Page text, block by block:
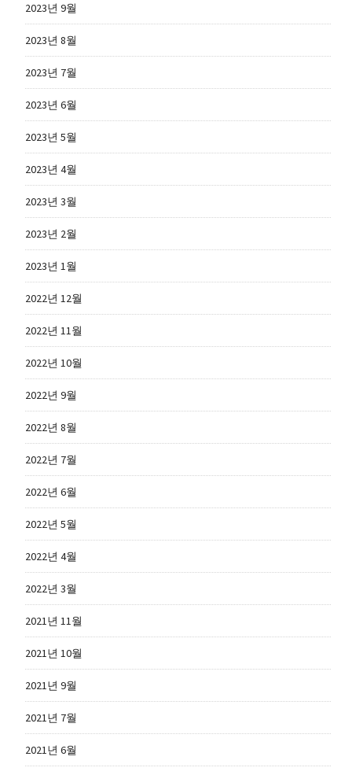
2023년 9월
2023년 8월
2023년 7월
2023년 6월
2023년 5월
2023년 4월
2023년 3월
2023년 2월
2023년 1월
2022년 12월
2022년 11월
2022년 10월
2022년 9월
2022년 8월
2022년 7월
2022년 6월
2022년 5월
2022년 4월
2022년 3월
2021년 11월
2021년 10월
2021년 9월
2021년 7월
2021년 6월